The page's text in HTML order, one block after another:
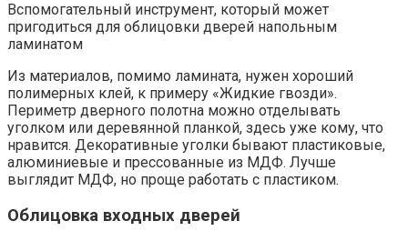
Вспомогательный инструмент, который может
пригодиться для облицовки дверей напольным
ламинатом
Из материалов, помимо ламината, нужен хороший
полимерных клей, к примеру «Жидкие гвозди».
Периметр дверного полотна можно отделывать
уголком или деревянной планкой, здесь уже кому, что
нравится. Декоративные уголки бывают пластиковые,
алюминиевые и прессованные из МДФ. Лучше
выглядит МДФ, но проще работать с пластиком.
Облицовка входных дверей